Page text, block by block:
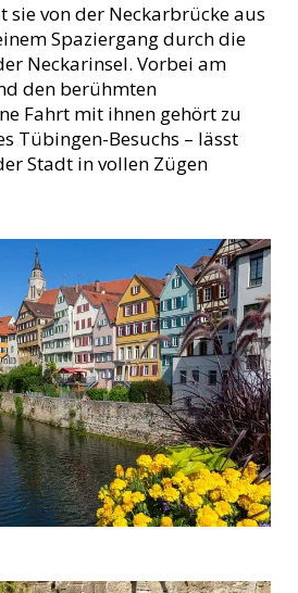
sie von der Neckarbrücke aus
Spaziergang durch die
Neckarinsel. Vorbei am
den berühmten
Fahrt mit ihnen gehört zu
Tübingen-Besuchs – lässt
Stadt in vollen Zügen